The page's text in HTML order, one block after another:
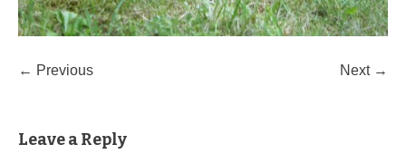
← Previous Next →
Leave a Reply